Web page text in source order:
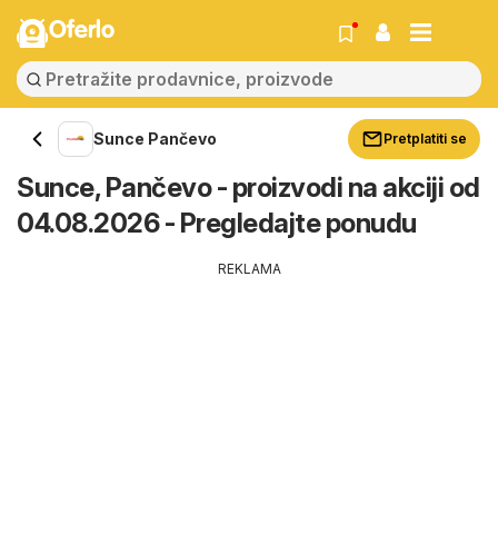
Oferlo
Sunce Pančevo Pretplatiti se
Sunce, Pančevo - proizvodi na akciji od
04.08.2026 - Pregledajte ponudu
REKLAMA